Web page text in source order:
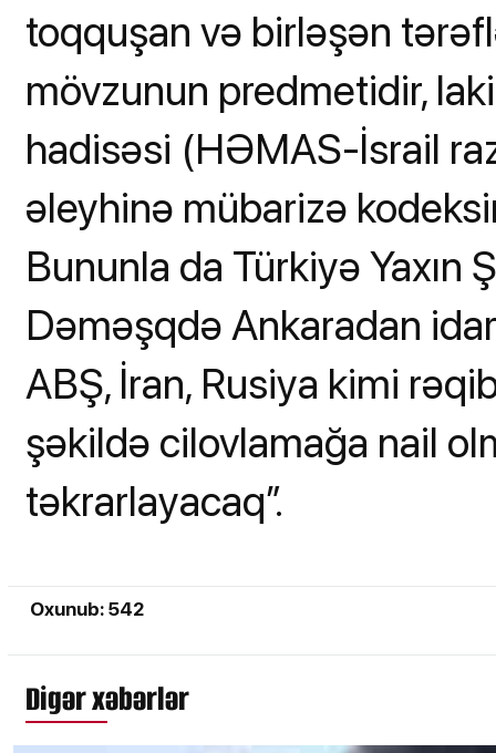
toqquşan və birləşən
mövzunun predmetidir,
hadisəsi (HƏMAS-İsrail
əleyhinə mübarizə
Bununla da Türkiyə Yaxın
Dəməşqdə Ankaradan
ABŞ, İran, Rusiya kimi
şəkildə cilovlamağa nail
təkrarlayacaq”.
Oxunub: 542
Digər xəbərlər